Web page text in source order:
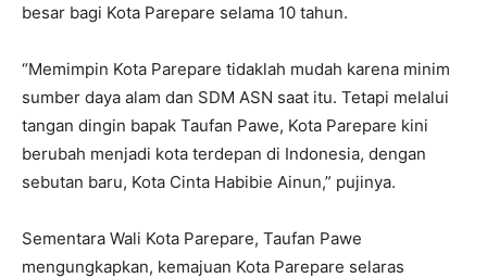
besar bagi Kota Parepare selama 10 tahun.
“Memimpin Kota Parepare tidaklah mudah karena minim
sumber daya alam dan SDM ASN saat itu. Tetapi melalui
tangan dingin bapak Taufan Pawe, Kota Parepare kini
berubah menjadi kota terdepan di Indonesia, dengan
sebutan baru, Kota Cinta Habibie Ainun,” pujinya.
Sementara Wali Kota Parepare, Taufan Pawe
mengungkapkan, kemajuan Kota Parepare selaras